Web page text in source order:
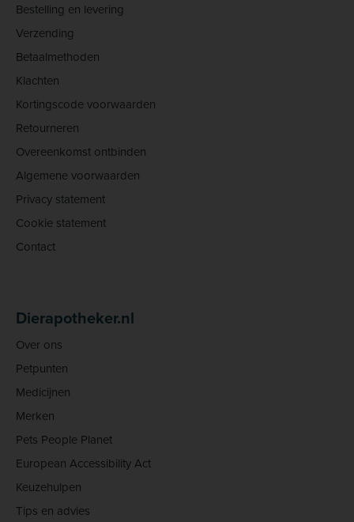
Bestelling en levering
Verzending
Betaalmethoden
Klachten
Kortingscode voorwaarden
Retourneren
Overeenkomst ontbinden
Algemene voorwaarden
Privacy statement
Cookie statement
Contact
Dierapotheker.nl
Over ons
Petpunten
Medicijnen
Merken
Pets People Planet
European Accessibility Act
Keuzehulpen
Tips en advies